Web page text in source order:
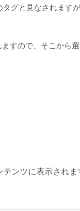
タグと見なされます
すので、そこから選
ンツに表示されま